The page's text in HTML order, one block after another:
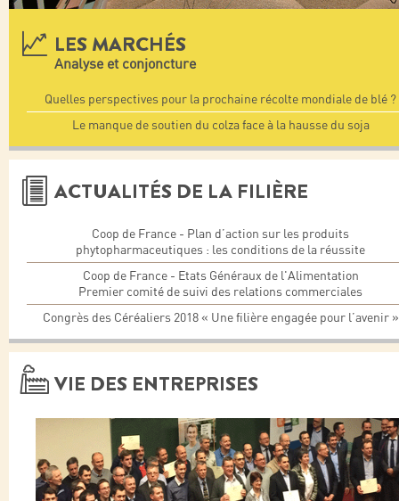
LES MARCHÉS
Analyse et conjoncture
Quelles perspectives pour la prochaine récolte mondiale de blé ?
Le manque de soutien du colza face à la hausse du soja
ACTUALITÉS DE LA FILIÈRE
Coop de France - Plan d’action sur les produits
phytopharmaceutiques : les conditions de la réussite
Coop de France - Etats Généraux de l'Alimentation
Premier comité de suivi des relations commerciales
Congrès des Céréaliers 2018 « Une filière engagée pour l’avenir »
VIE DES ENTREPRISES